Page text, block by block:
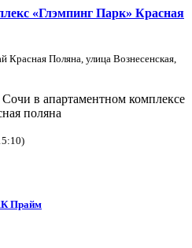
«Глэмпинг Парк» Красная
Красная Поляна, улица Вознесенская,
в апартаментном комплексе
поляна
Прайм